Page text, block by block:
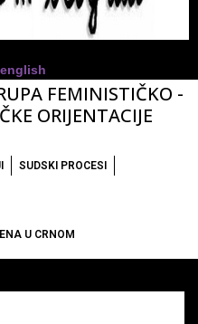
english
FEMINISTIČKO -
ORIJENTACIJE
SUDSKI PROCESI
U CRNOM